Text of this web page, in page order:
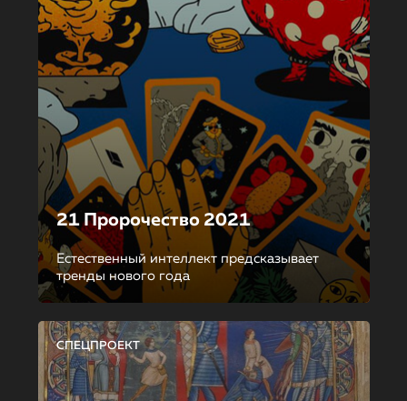
21 Пророчество 2021
Естественный интеллект предсказывает
тренды нового года
СПЕЦПРОЕКТ